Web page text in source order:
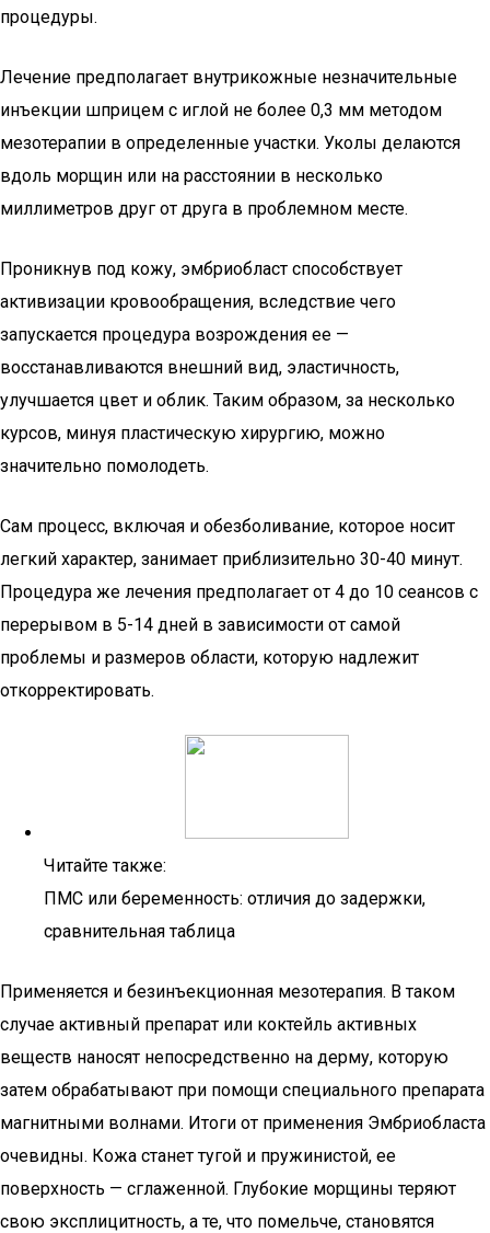
процедуры.
Лечение предполагает внутрикожные незначительные
инъекции шприцем с иглой не более 0,3 мм методом
мезотерапии в определенные участки. Уколы делаются
вдоль морщин или на расстоянии в несколько
миллиметров друг от друга в проблемном месте.
Проникнув под кожу, эмбриобласт способствует
активизации кровообращения, вследствие чего
запускается процедура возрождения ее —
восстанавливаются внешний вид, эластичность,
улучшается цвет и облик. Таким образом, за несколько
курсов, минуя пластическую хирургию, можно
значительно помолодеть.
Сам процесс, включая и обезболивание, которое носит
легкий характер, занимает приблизительно 30-40 минут.
Процедура же лечения предполагает от 4 до 10 сеансов с
перерывом в 5-14 дней в зависимости от самой
проблемы и размеров области, которую надлежит
откорректировать.
Читайте также:
ПМС или беременность: отличия до задержки,
сравнительная таблица
Применяется и безинъекционная мезотерапия. В таком
случае активный препарат или коктейль активных
веществ наносят непосредственно на дерму, которую
затем обрабатывают при помощи специального препарата
магнитными волнами. Итоги от применения Эмбриобласта
очевидны. Кожа станет тугой и пружинистой, ее
поверхность — сглаженной. Глубокие морщины теряют
свою эксплицитность, а те, что помельче, становятся